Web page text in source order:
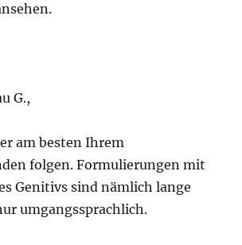
G.,
am besten Ihrem
folgen. Formulierungen mit
Genitivs sind nämlich lange
umgangssprachlich.